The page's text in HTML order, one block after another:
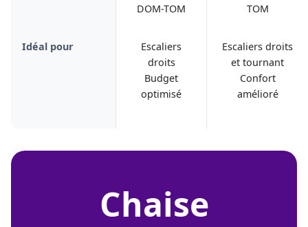
DOM-TOM
TOM
Idéal pour
Escaliers
droits
Budget
optimisé
Escaliers droits
et tournant
Confort
amélioré
chaise